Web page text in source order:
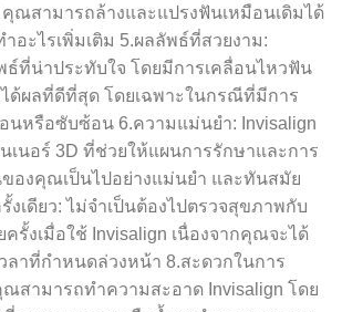
คุณสามารถล้างและแปรงฟันเหมือนเดิมได้
อะไรเพิ่มเติม 5.ผลลัพธ์ที่สวยงาม:
ธ์ที่น่าประทับใจ โดยมีการเคลื่อนไหวฟัน
ด้ผลที่ดีที่สุด โดยเฉพาะในกรณีที่มีการ
หรือซับซ้อน 6.ความแม่นยำ: Invisalign
เนอร์ 3D ที่ช่วยให้แผนการรักษาและการ
องคุณเป็นไปอย่างแม่นยำ และทันสมัย
งเดียว: ไม่จำเป็นต้องไปตรวจสุขภาพกับ
รั้งเมื่อใช้ Invisalign เนื่องจากคุณจะได้
ลาที่กำหนดล่วงหน้า 8.สะดวกในการ
สามารถทำความสะอาด Invisalign โดย